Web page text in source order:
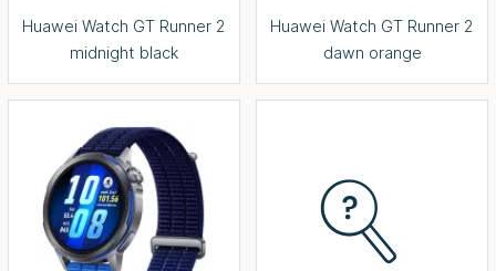
Huawei Watch GT Runner 2
midnight black
Huawei Watch GT Runner 2
dawn orange